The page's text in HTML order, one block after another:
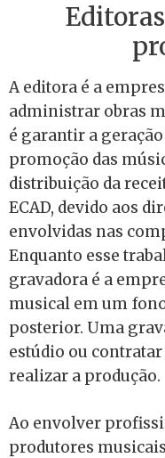
A editora é a
administrar obras
é garantir a
promoção das
distribuição da
ECAD, devido aos
envolvidas nas
Enquanto esse
gravadora é a
musical em um
posterior. Uma
estúdio ou
realizar a produção.
Ao envolver
produtores